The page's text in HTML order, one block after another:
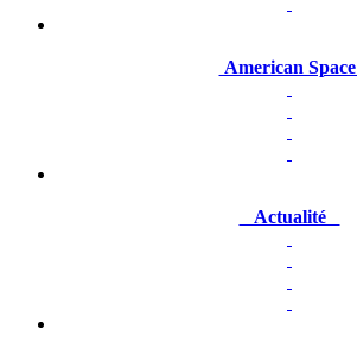
American Space
Actualité